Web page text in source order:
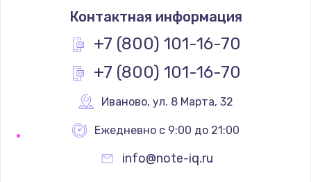
Контактная информация
+7 (800) 101-16-70
+7 (800) 101-16-70
Иваново, ул. 8 Марта, 32
Ежедневно с 9:00 до 21:00
info@note-iq.ru